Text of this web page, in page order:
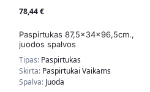
78,44€
Paspirtukas 87,5x34x96,5cm.,
juodos spalvos
Tipas: Paspirtukas
Skirta: Paspirtukai Vaikams
Spalva: Juoda